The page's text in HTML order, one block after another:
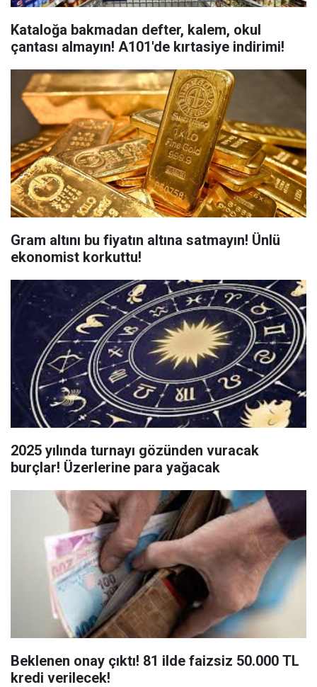
Kataloğa bakmadan defter, kalem, okul
çantası almayın! A101'de kırtasiye indirimi!
Gram altını bu fiyatın altına satmayın! Ünlü
ekonomist korkuttu!
2025 yılında turnayı gözünden vuracak
burçlar! Üzerlerine para yağacak
Beklenen onay çıktı! 81 ilde faizsiz 50.000 TL
kredi verilecek!